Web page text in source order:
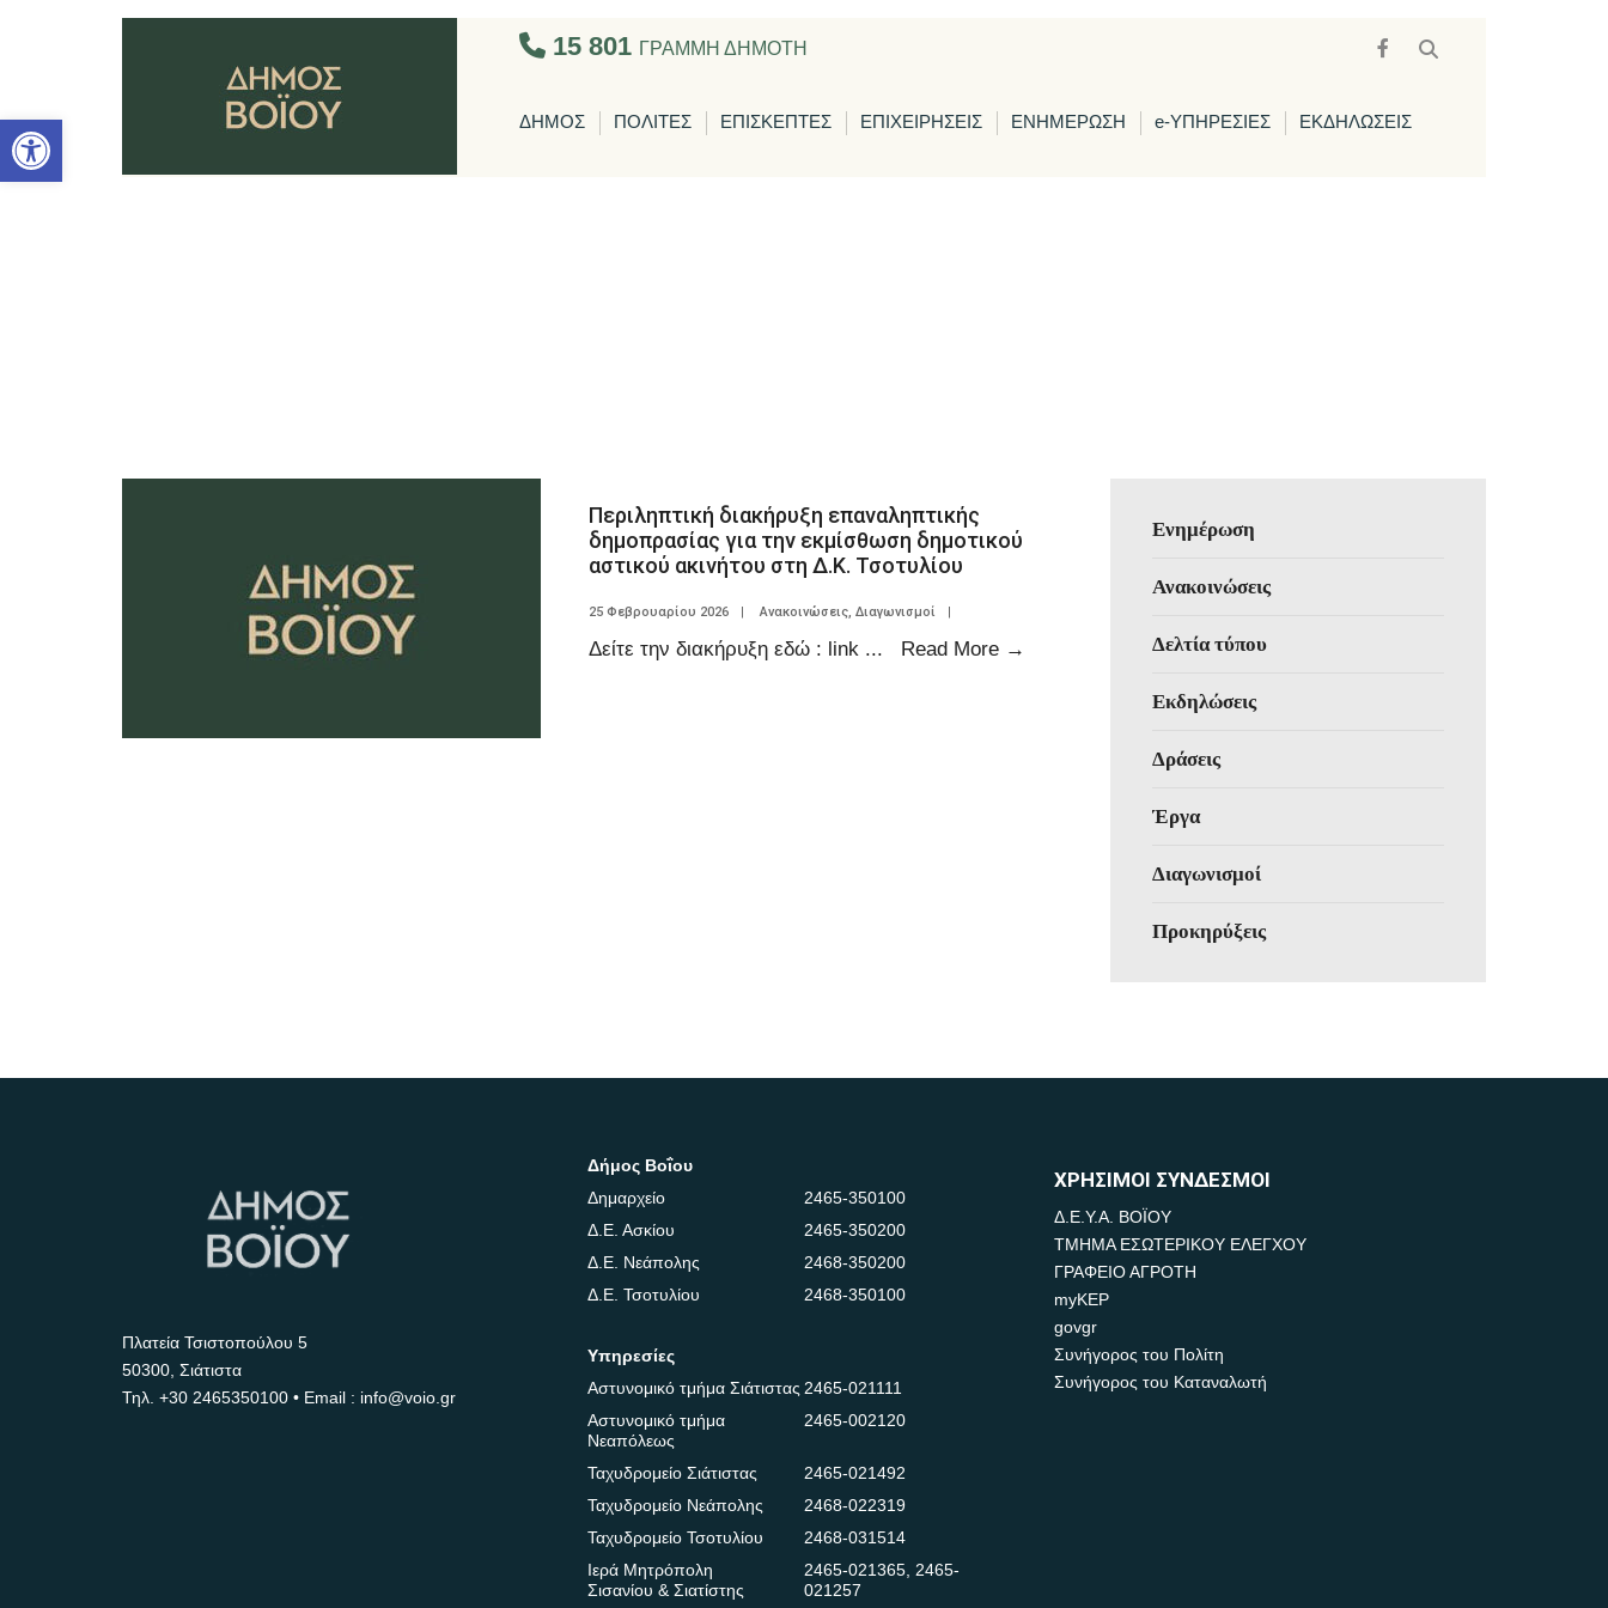
Ανοίξτε τη γραμμή εργαλείων
15 801 ΓΡΑΜΜΗ ΔΗΜΟΤΗ
ΔΗΜΟΣ ΠΟΛΙΤΕΣ ΕΠΙΣΚΕΠΤΕΣ ΕΠΙΧΕΙΡΗΣΕΙΣ ΕΝΗΜΕΡΩΣΗ e-ΥΠΗΡΕΣΙΕΣ ΕΚΔΗΛΩΣΕΙΣ
Περιληπτική διακήρυξη επαναληπτικής
δημοπρασίας για την εκμίσθωση δημοτικού
αστικού ακινήτου στη Δ.Κ. Τσοτυλίου
25 Φεβρουαρίου 2026 | Ανακοινώσεις, Διαγωνισμοί |
Δείτε την διακήρυξη εδώ : link ... Read More →
Ενημέρωση
Ανακοινώσεις
Δελτία τύπου
Εκδηλώσεις
Δράσεις
Έργα
Διαγωνισμοί
Προκηρύξεις
Πλατεία Τσιστοπούλου 5
50300, Σιάτιστα
Τηλ. +30 2465350100 • Email : info@voio.gr
Δήμος Βοΐου
Δημαρχείο
2465-350100
Δ.Ε. Ασκίου
2465-350200
Δ.Ε. Νεάπολης
2468-350200
Δ.Ε. Τσοτυλίου
2468-350100
Υπηρεσίες
Αστυνομικό τμήμα Σιάτιστας2465-021111
Αστυνομικό τμήμα
Νεαπόλεως
2465-002120
Ταχυδρομείο Σιάτιστας
2465-021492
Ταχυδρομείο Νεάπολης
2468-022319
Ταχυδρομείο Τσοτυλίου
2468-031514
Ιερά Μητρόπολη
Σισανίου & Σιατίστης
2465-021365,2465-
021257
ΧΡΗΣΙΜΟΙ ΣΥΝΔΕΣΜΟΙ
Δ.Ε.Υ.Α. ΒΟΪΟΥ
ΤΜΗΜΑ ΕΣΩΤΕΡΙΚΟΥ ΕΛΕΓΧΟΥ
ΓΡΑΦΕΙΟ ΑΓΡΟΤΗ
myKEP
govgr
Συνήγορος του Πολίτη
Συνήγορος του Καταναλωτή